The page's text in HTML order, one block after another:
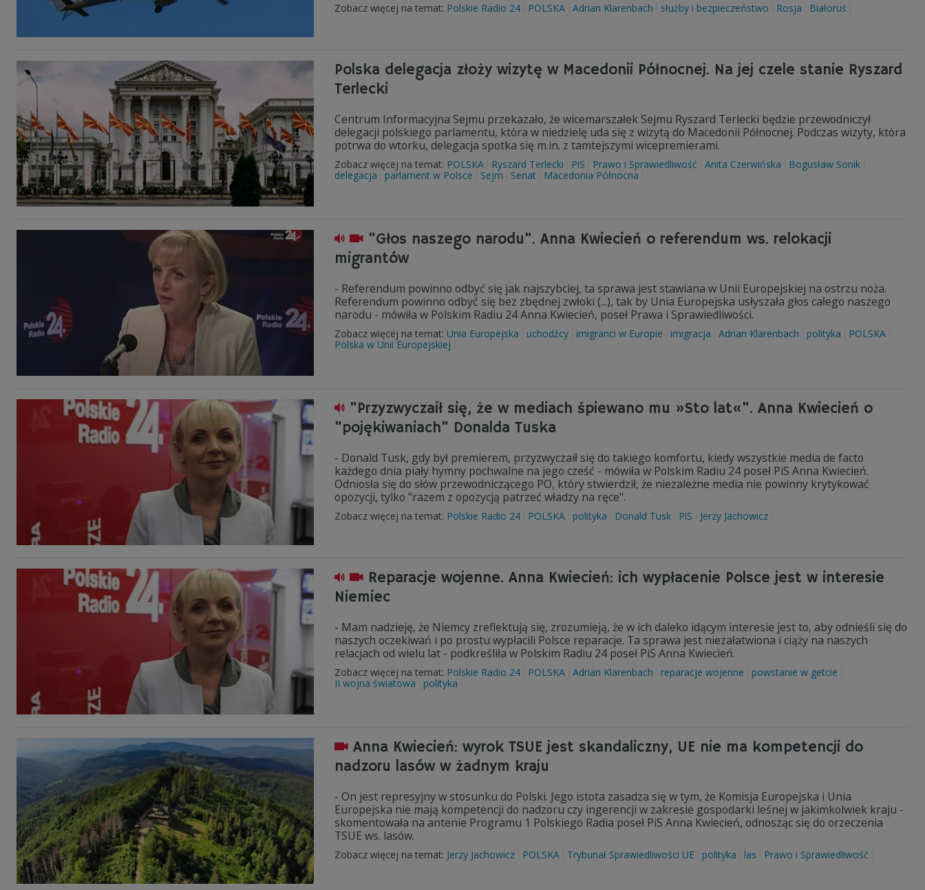
Zobacz więcej na temat: Polskie Radio 24 POLSKA Adrian Klarenbach służby i bezpieczeństwo Rosja Białoruś
Polska delegacja złoży wizytę w Macedonii Północnej. Na jej czele stanie Ryszard
Terlecki
Centrum Informacyjna Sejmu przekazało, że wicemarszałek Sejmu Ryszard Terlecki będzie przewodniczył
delegacji polskiego parlamentu, która w niedzielę uda się z wizytą do Macedonii Północnej. Podczas wizyty, która
potrwa do wtorku, delegacja spotka się m.in. z tamtejszymi wicepremierami.
Zobacz więcej na temat: POLSKA Ryszard Terlecki PiS Prawo i Sprawiedliwość Anita Czerwińska
Bogusław Sonik
delegacja
parlament w Polsce Sejm Senat Macedonia Północna
"Głos naszego narodu". Anna Kwiecień o referendum ws. relokacji
migrantów
- Referendum powinno odbyć się jak najszybciej, ta sprawa jest stawiana w Unii Europejskiej na ostrzu noża.
Referendum powinno odbyć się bez zbędnej zwłoki (...), tak by Unia Europejska usłyszała głos całego naszego
narodu - mówiła w Polskim Radiu 24 Anna Kwiecień, poseł Prawa i Sprawiedliwości.
Zobacz więcej na temat: Unia Europejska uchodźcy imigranci w Europie imigracja Adrian Klarenbach polityka
POLSKA
Polska w Unii Europejskiej
"Przyzwyczaił się, że w mediach śpiewano mu »Sto lat«". Anna Kwiecień o
"pojękiwaniach" Donalda Tuska
- Donald Tusk, gdy był premierem, przyzwyczaił się do takiego komfortu, kiedy wszystkie media de facto
każdego dnia piały hymny pochwalne na jego cześć - mówiła w Polskim Radiu 24 poseł PiS Anna Kwiecień.
Odniosła się do słów przewodniczącego PO, który stwierdził, że niezależne media nie powinny krytykować
opozycji, tylko "razem z opozycją patrzeć władzy na ręce".
Zobacz więcej na temat: Polskie Radio 24 POLSKA polityka Donald Tusk PiS Jerzy Jachowicz
Reparacje wojenne. Anna Kwiecień: ich wypłacenie Polsce jest w interesie
Niemiec
- Mam nadzieję, że Niemcy zreflektują się, zrozumieją, że w ich daleko idącym interesie jest to, aby odnieśli się do
naszych oczekiwań i po prostu wypłacili Polsce reparacje. Ta sprawa jest niezałatwiona i ciąży na naszych
relacjach od wielu lat - podkreśliła w Polskim Radiu 24 poseł PiS Anna Kwiecień.
Zobacz więcej na temat: Polskie Radio 24 POLSKA Adrian Klarenbach reparacje wojenne
powstanie w getcie
II wojna światowa
polityka
Anna Kwiecień: wyrok TSUE jest skandaliczny, UE nie ma kompetencji do
nadzoru lasów w żadnym kraju
- On jest represyjny w stosunku do Polski. Jego istota zasadza się w tym, że Komisja Europejska i Unia
Europejska nie mają kompetencji do nadzoru czy ingerencji w zakresie gospodarki leśnej w jakimkolwiek kraju -
skomentowała na antenie Programu 1 Polskiego Radia poseł PiS Anna Kwiecień, odnosząc się do orzeczenia
TSUE ws. lasów.
Zobacz więcej na temat: Jerzy Jachowicz POLSKA Trybunał Sprawiedliwości UE polityka las Prawo i Sprawiedliwość